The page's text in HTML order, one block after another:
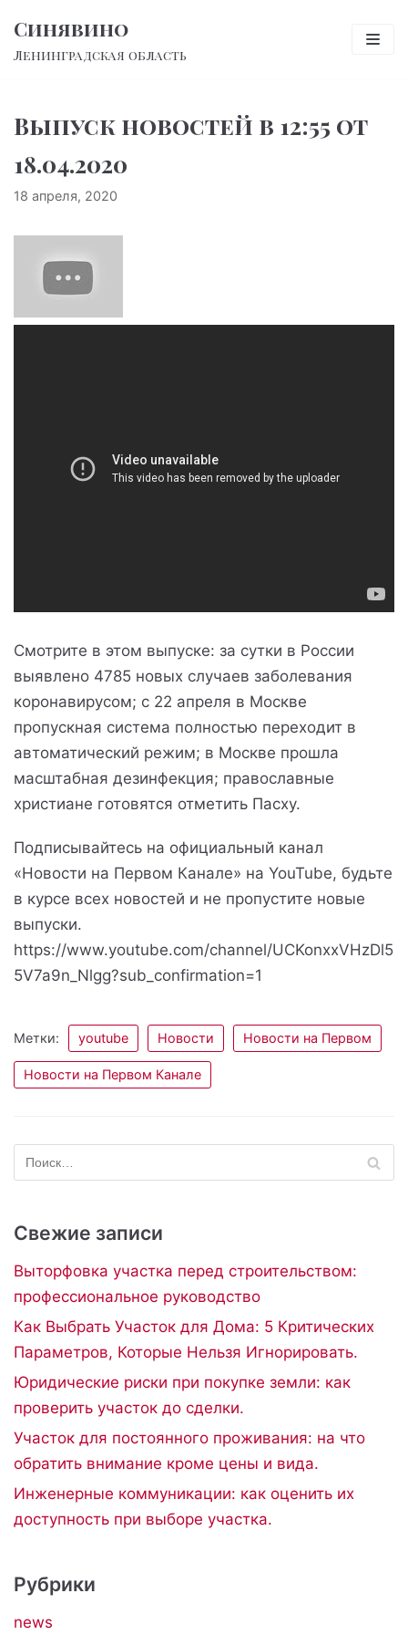
Перейти
к
Синявино
Ленинградская область
Выпуск новостей в 12:55 от
18.04.2020
18 апреля, 2020
Смотрите в этом выпуске: за сутки в России
выявлено 4785 новых случаев заболевания
коронавирусом; с 22 апреля в Москве
пропускная система полностью переходит в
автоматический режим; в Москве прошла
масштабная дезинфекция; православные
христиане готовятся отметить Пасху.
Подписывайтесь на официальный канал
«Новости на Первом Канале» на YouTube, будьте
в курсе всех новостей и не пропустите новые
выпуски.
https://www.youtube.com/channel/UCKonxxVHzDl5
5V7a9n_Nlgg?sub_confirmation=1
Метки: youtube Новости Новости на Первом
Новости на Первом Канале
Свежие записи
Выторфовка участка перед строительством:
профессиональное руководство
Как Выбрать Участок для Дома: 5 Критических
Параметров, Которые Нельзя Игнорировать.
Юридические риски при покупке земли: как
проверить участок до сделки.
Участок для постоянного проживания: на что
обратить внимание кроме цены и вида.
Инженерные коммуникации: как оценить их
доступность при выборе участка.
Рубрики
news